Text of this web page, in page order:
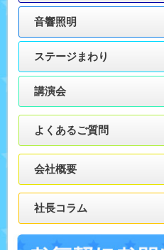
音響照明
ステージまわり
講演会
よくあるご質問
会社概要
社長コラム